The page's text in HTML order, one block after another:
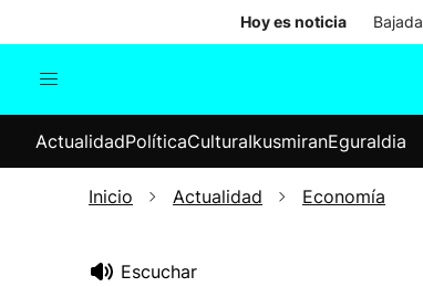
Hoy es noticia
Internacional
Elecciones
ActualidadPolíticaCulturaIkusmiranEguraldia
Inicio Actualidad Economía
Escuchar